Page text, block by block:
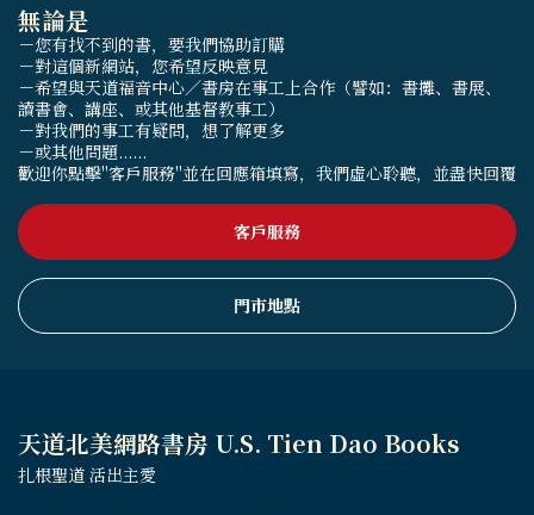
無論是
－您有找不到的書，要我們協助訂購
－對這個新網站，您希望反映意見
－希望與天道福音中心／書房在事工上合作（譬如：書攤、書展、
讀書會、講座、或其他基督教事工）
－對我們的事工有疑問，想了解更多
－或其他問題......
歡迎你點擊"客戶服務"並在回應箱填寫，我們虛心聆聽，並盡快回覆
客戶服務
門市地點
天道北美網路書房 U.S. Tien Dao Books
扎根聖道 活出主愛